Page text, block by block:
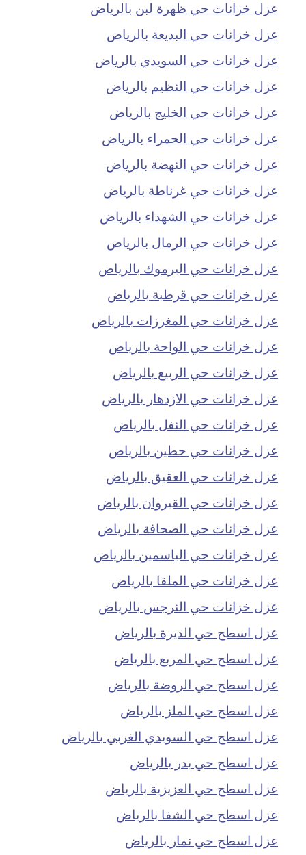
عزل خزانات حي ظهرة لبن بالرياض
عزل خزانات حي البديعة بالرياض
عزل خزانات حي السويدي بالرياض
عزل خزانات حي النظيم بالرياض
عزل خزانات حي الخليج بالرياض
عزل خزانات حي الحمراء بالرياض
عزل خزانات حي النهضة بالرياض
عزل خزانات حي غرناطة بالرياض
عزل خزانات حي الشهداء بالرياض
عزل خزانات حي الرمال بالرياض
عزل خزانات حي اليرموك بالرياض
عزل خزانات حي قرطبة بالرياض
عزل خزانات حي المغرزات بالرياض
عزل خزانات حي الواحة بالرياض
عزل خزانات حي الربيع بالرياض
عزل خزانات حي الازدهار بالرياض
عزل خزانات حي النفل بالرياض
عزل خزانات حي حطين بالرياض
عزل خزانات حي العقيق بالرياض
عزل خزانات حي القيروان بالرياض
عزل خزانات حي الصحافة بالرياض
عزل خزانات حي الياسمين بالرياض
عزل خزانات حي الملقا بالرياض
عزل خزانات حي النرجس بالرياض
عزل اسطح حي الديرة بالرياض
عزل اسطح حي المربع بالرياض
عزل اسطح حي الروضة بالرياض
عزل اسطح حي الملز بالرياض
عزل اسطح حي السويدي الغربي بالرياض
عزل اسطح حي بدر بالرياض
عزل اسطح حي العزيزية بالرياض
عزل اسطح حي الشفا بالرياض
عزل اسطح حي نمار بالرياض